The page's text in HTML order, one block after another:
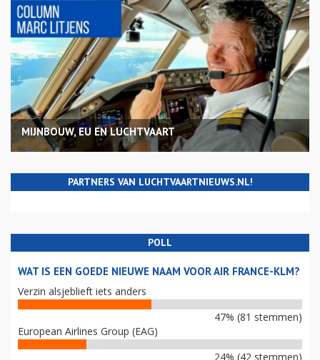
MIJNBOUW, EU EN LUCHTVAART
PARTNERS VAN LUCHTVAARTNIEUWS.NL!
POLL
WAT IS EEN GOEDE NIEUWE NAAM VOOR AIR FRANCE-KLM?
Verzin alsjeblieft iets anders
47% (81 stemmen)
European Airlines Group (EAG)
24% (42 stemmen)